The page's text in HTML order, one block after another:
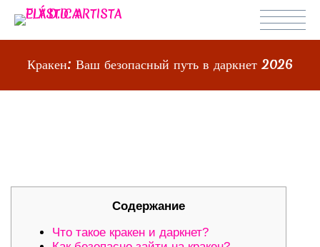
Кракен: Ваш безопасный путь в даркнет 2026
Содержание
Что такое кракен и даркнет?